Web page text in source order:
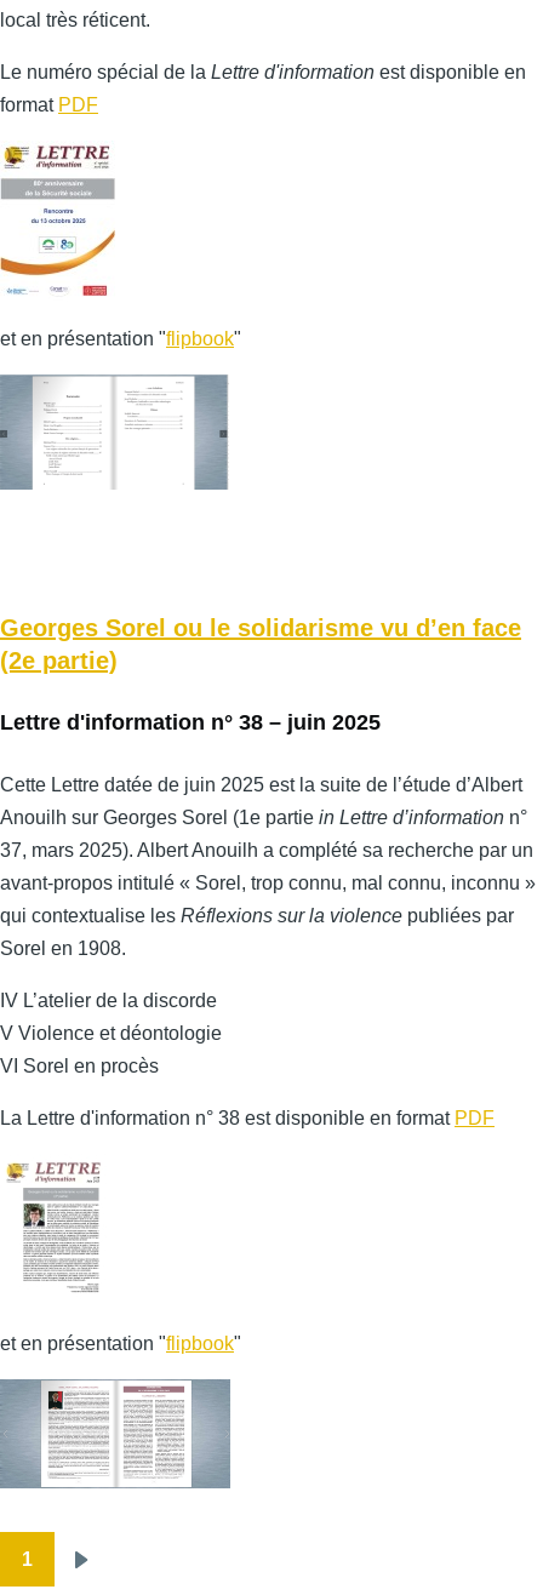
local très réticent.
Le numéro spécial de la Lettre d'information est disponible en
format PDF
et en présentation "flipbook"
Georges Sorel ou le solidarisme vu d’en face
(2e partie)
Lettre d'information n° 38 – juin 2025
Cette Lettre datée de juin 2025 est la suite de l’étude d’Albert
Anouilh sur Georges Sorel (1e partie in Lettre d’information n°
37, mars 2025). Albert Anouilh a complété sa recherche par un
avant-propos intitulé « Sorel, trop connu, mal connu, inconnu »
qui contextualise les Réflexions sur la violence publiées par
Sorel en 1908.
IV L’atelier de la discorde
V Violence et déontologie
VI Sorel en procès
La Lettre d'information n° 38 est disponible en format PDF
et en présentation "flipbook"
1